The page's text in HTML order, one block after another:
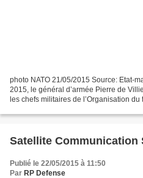
photo NATO 21/05/2015 Source: Etat-
2015, le général d’armée Pierre de
les chefs militaires de l’Organisation du
Satellite Communication
Publié le 22/05/2015 à 11:50
Par RP Defense